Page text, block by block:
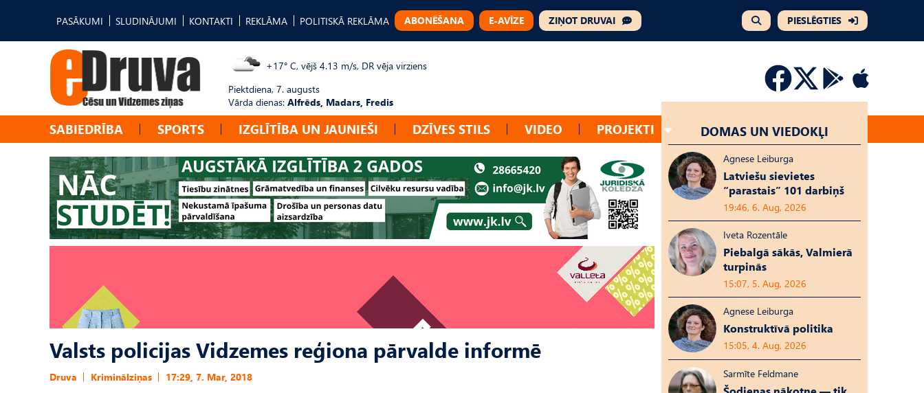
PASĀKUMI SLUDINĀJUMI KONTAKTI REKLĀMA POLITISKĀ REKLĀMA ABONĒŠANA E-AVĪZE ZIŅOT DRUVAI PIESLĒGTIES
+17° C, vējš 4.13 m/s, DR vēja virziens
Piektdiena, 7. augusts
Vārda dienas: Alfrēds, Madars, Fredis
SABIEDRĪBA SPORTS IZGLĪTĪBA UN JAUNIEŠI DZĪVES STILS VIDEO PROJEKTI
Valsts policijas Vidzemes reģiona pārvalde informē
Druva Kriminālziņas 17:29, 7. Mar, 2018
DOMAS UN VIEDOKĻI
Agnese Leiburga
Latviešu sievietes
“parastais” 101 darbiņš
19:46, 6. Aug, 2026
Iveta Rozentāle
Piebalgā sākās, Valmierā
turpinās
15:07, 5. Aug, 2026
Agnese Leiburga
Konstruktīvā politika
15:05, 4. Aug, 2026
Sarmīte Feldmane